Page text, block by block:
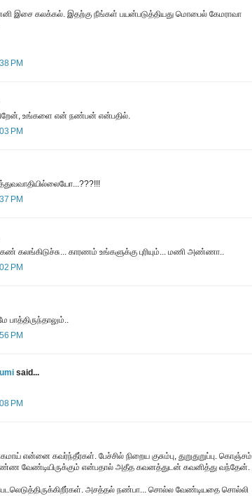
இசை கலக்கல். இதற்கு நீங்கள் பயன்படுத்தியது மொபைல் கேமராவா
PM
உங்களை என் நண்பன் என்பதில்.
PM
PM
கண் கலங்கிடுச்சு... காரணம் உங்களுக்கு புரியும்... மணி அண்ணா..
PM
PM
said...
PM
என்னை கவர்ந்தீர்கள். பேச்சில் நிறைய குசும்பு, துறுதுறுப்பு. கொஞ்சம்
வேண்டியிருக்கும் என்பதால் அதீத கவனத்துடன் கவனித்து வந்தேன்.
பெடலெடுத்திருக்கிறீர்கள். அசத்தல் நண்பா... சொல்ல வேண்டியதை சொல்லி